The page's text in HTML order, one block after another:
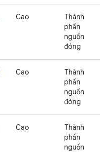
Cao
Thành
phần
nguồn
đóng
Cao
Thành
phần
nguồn
đóng
Cao
Thành
phần
nguồn